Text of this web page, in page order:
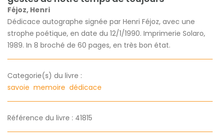
Féjoz, Henri
Dédicace autographe signée par Henri Féjoz, avec une
strophe poétique, en date du 12/1/1990. Imprimerie Solaro,
1989. In 8 broché de 60 pages, en très bon état.
Categorie(s) du livre :
savoie memoire dédicace
Référence du livre : 41815